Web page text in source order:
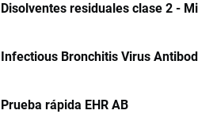
Disolventes residuales clase 2 -
Infectious Bronchitis Virus
Prueba rápida EHR AB